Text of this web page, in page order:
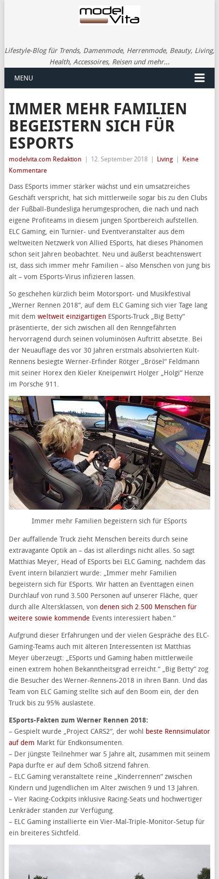
Lifestyle-Blog für Trends, Damenmode, Herrenmode, Beauty, Living,
Health, Accessoires, Reisen und mehr...
MENU
IMMER MEHR FAMILIEN
BEGEISTERN SICH FÜR
ESPORTS
modelvita.com Redaktion 12. September 2018 Living
Keine
Kommentare
Dass ESports immer stärker wächst und ein umsatzreiches
Geschäft verspricht, hat sich mittlerweile sogar bis zu den Clubs
der Fußball-Bundesliga herumgesprochen, die nach und nach
eigene Profiteams in diesem jungen Sportbereich aufstellen.
ELC Gaming, ein Turnier- und Eventveranstalter aus dem
weltweiten Netzwerk von Allied ESports, hat dieses Phänomen
schon seit Jahren beobachtet. Neu und äußerst beachtenswert
ist, dass sich immer mehr Familien – also Menschen von jung bis
alt – vom ESports-Virus infizieren lassen.
So geschehen kürzlich beim Motorsport- und Musikfestival
„Werner Rennen 2018“, auf dem ELC Gaming sich vier Tage lang
mit dem weltweit einzigartigenESports-Truck „Big Betty“
präsentierte, der sich zwischen all den Renngefährten
hervorragend durch seinen voluminösen Auftritt absetzte. Bei
der Neuauflage des vor 30 Jahren erstmals absolvierten Kult-
Rennens besiegte Werner-Erfinder Rötger „Brösel“ Feldmann
mit seiner Horex den Kieler Kneipenwirt Holger „Holgi“ Henze
im Porsche 911.
Immer mehr Familien begeistern sich für ESports
Der auffallende Truck zieht Menschen bereits durch seine
extravagante Optik an – das ist allerdings nicht alles. So sagt
Matthias Meyer, Head of ESports bei ELC Gaming, nachdem das
Event intern bilanziert wurde: „Immer mehr Familien
begeistern sich für ESports. Wir hatten an Eventtagen einen
Durchlauf von rund 3.500 Personen auf unserer Fläche, quer
durch alle Altersklassen, von denen sich 2.500 Menschen für
weitere sowie kommende Events interessiert haben.“
Aufgrund dieser Erfahrungen und der vielen Gespräche des ELC-
Gaming-Teams auch mit älteren Interessenten ist Matthias
Meyer überzeugt: „ESports und Gaming haben mittlerweile
einen extrem hohen Bekanntheitsgrad erreicht.“ „Big Betty“ zog
die Besucher des Werner-Rennens-2018 in ihren Bann. Und das
Team von ELC Gaming stellte sich auf den Boom ein, der den
Truck bis zu 95% auslastete.
ESports-Fakten zum Werner Rennen 2018:
– Gespielt wurde „Project CARS2“, der wohl beste Rennsimulator
auf dem Markt für Endkonsumenten.
– Der jüngste Teilnehmer war 5 Jahre alt, zusammen mit seinem
Papa durfte er auf dem Schoß sitzend fahren.
– ELC Gaming veranstaltete reine „Kinderrennen“ zwischen
Kindern und Jugendlichen im Alter zwischen 9 und 13 Jahren.
– Vier Racing-Cockpits inklusive Racing-Seats und hochwertiger
Lenkräder standen zur Verfügung.
– ELC Gaming installierte ein Vier-Mal-Triple-Monitor-Setup für
ein breiteres Sichtfeld.